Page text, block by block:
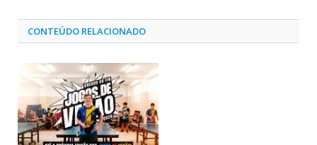
CONTEÚDO RELACIONADO